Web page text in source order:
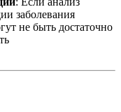
заболевания
не быть достаточно